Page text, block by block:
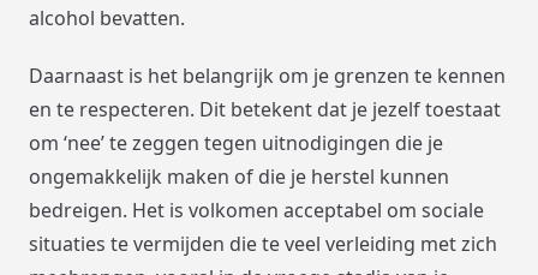
alcohol bevatten.
Daarnaast is het belangrijk om je grenzen te kennen
en te respecteren. Dit betekent dat je jezelf toestaat
om ‘nee’ te zeggen tegen uitnodigingen die je
ongemakkelijk maken of die je herstel kunnen
bedreigen. Het is volkomen acceptabel om sociale
situaties te vermijden die te veel verleiding met zich